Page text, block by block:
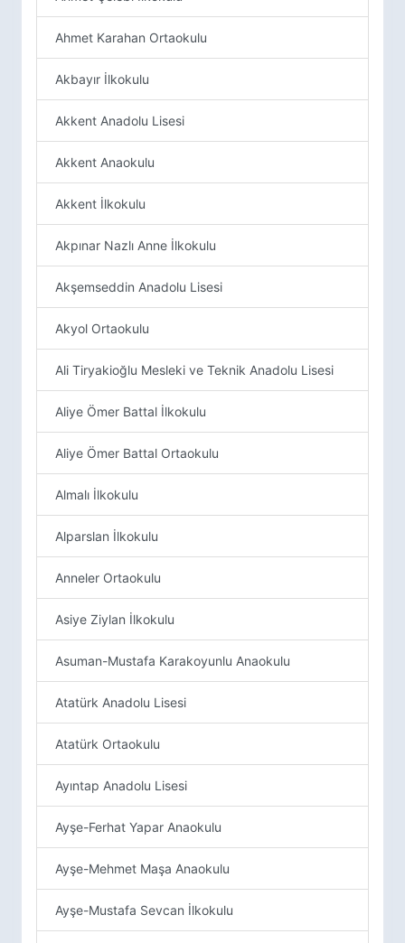
Ahmet Karahan Ortaokulu
Akbayır İlkokulu
Akkent Anadolu Lisesi
Akkent Anaokulu
Akkent İlkokulu
Akpınar Nazlı Anne İlkokulu
Akşemseddin Anadolu Lisesi
Akyol Ortaokulu
Ali Tiryakioğlu Mesleki ve Teknik Anadolu Lisesi
Aliye Ömer Battal İlkokulu
Aliye Ömer Battal Ortaokulu
Almalı İlkokulu
Alparslan İlkokulu
Anneler Ortaokulu
Asiye Ziylan İlkokulu
Asuman-Mustafa Karakoyunlu Anaokulu
Atatürk Anadolu Lisesi
Atatürk Ortaokulu
Ayıntap Anadolu Lisesi
Ayşe-Ferhat Yapar Anaokulu
Ayşe-Mehmet Maşa Anaokulu
Ayşe-Mustafa Sevcan İlkokulu